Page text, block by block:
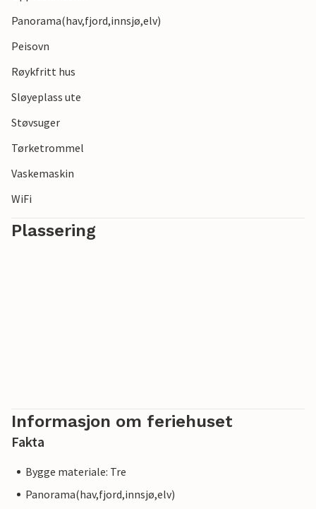
Panorama(hav,fjord,innsjø,elv)
Peisovn
Røykfritt hus
Sløyeplass ute
Støvsuger
Tørketrommel
Vaskemaskin
WiFi
Plassering
Informasjon om feriehuset
Fakta
Bygge materiale: Tre
Panorama(hav,fjord,innsjø,elv)